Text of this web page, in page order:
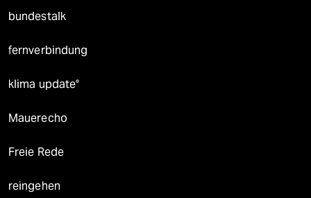
bundestalk
fernverbindung
klima update°
Mauerecho
Freie Rede
reingehen